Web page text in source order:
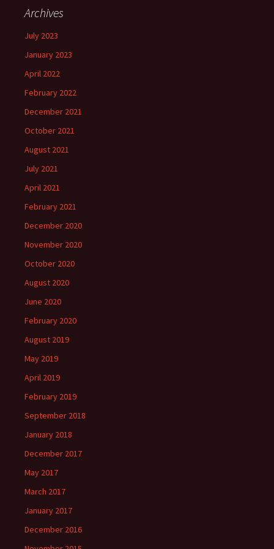
Archives
July 2023
January 2023
April 2022
February 2022
December 2021
October 2021
August 2021
July 2021
April 2021
February 2021
December 2020
November 2020
October 2020
August 2020
June 2020
February 2020
August 2019
May 2019
April 2019
February 2019
September 2018
January 2018
December 2017
May 2017
March 2017
January 2017
December 2016